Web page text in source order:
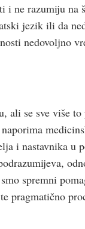
ne razumiju na
jezik ili da
nedovoljno
se sve više
i nastavnika u
spremni
pragmatično